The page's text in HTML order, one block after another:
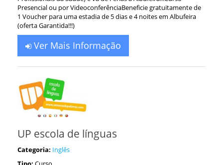
Presencial ou por VideoconferênciaBeneficie gratuitamente de
1 Voucher para uma estadia de 5 dias e 4 noites em Albufeira
(oferta Garantida!!!)
Ver Mais Informação
UP escola de línguas
Categoria: Inglês